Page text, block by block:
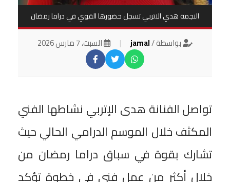
النجمة هدي الاتربي تسجل حضورها القوي في دراما رمضان
بواسطة /jamal
| السبت، 7 مارس 2026
تواصل الفنانة هدى الإتربي نشاطها الفني
المكثف خلال الموسم الدرامي الحالي حيث
تشارك بقوة في سباق دراما رمضان من
خلال أكثر من عمل فني في خطوة تؤكد